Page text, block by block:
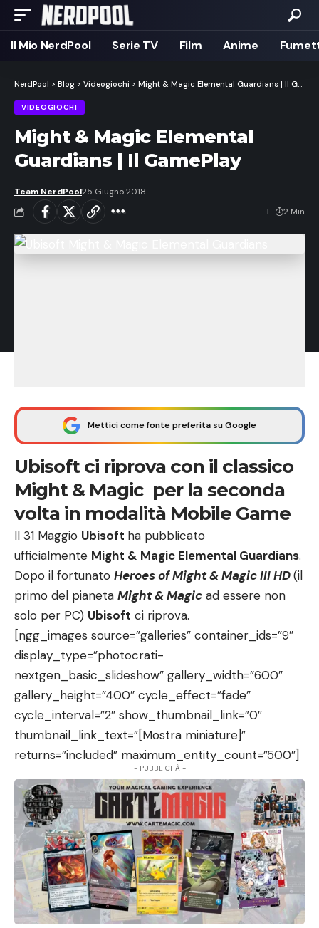
Il Mio NerdPool Serie TV Film Anime
NerdPool > Blog > Videogiochi > Might & Magic Elemental Guardians | Il GamePlay
VIDEOGIOCHI
Might & Magic Elemental
Guardians | Il GamePlay
Team NerdPool25 Giugno 2018
2 Min
Mettici come fonte preferita su Google
Ubisoft ci riprova con il classico
Might & Magic per la seconda
volta in modalità Mobile Game
Il 31 Maggio Ubisoft ha pubblicato
ufficialmente Might & Magic Elemental Guardians.
Dopo il fortunato Heroes of Might & Magic III HD(il
primo del pianeta Might & Magic ad essere non
solo per PC) Ubisoft ci riprova.
[ngg_images source=”galleries” container_ids=”9″
display_type=”photocrati-
nextgen_basic_slideshow” gallery_width=”600″
gallery_height=”400″ cycle_effect=”fade”
cycle_interval=”2″ show_thumbnail_link=”0″
thumbnail_link_text=”[Mostra miniature]”
returns=”included” maximum_entity_count=”500″]
- PUBBLICITÀ -